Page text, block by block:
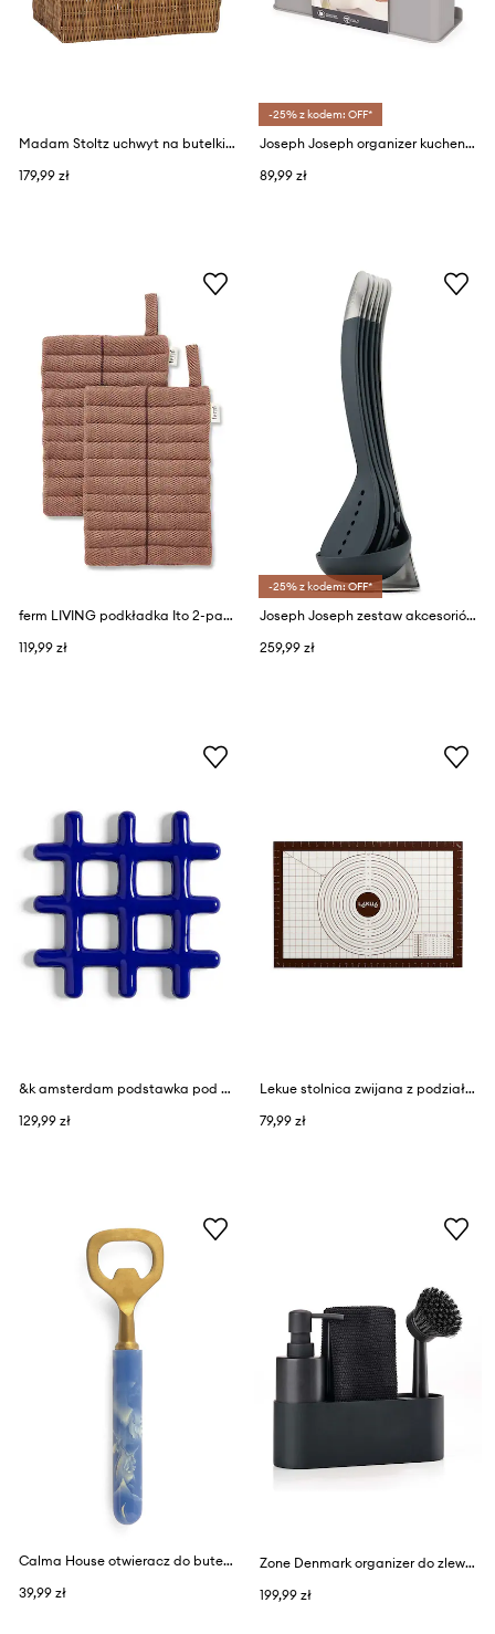
Madam Stoltz uchwyt na butelki 34 x 23 x 15 cm
179,99 zł
-25% z kodem: OFF*
Joseph Joseph organizer kuchenny podpółkowy
89,99 zł
ferm LIVING podkładka Ito 2-pack
119,99 zł
-25% z kodem: OFF*
Joseph Joseph zestaw akcesoriów kuchennych ze stojakiem Nest 100 Collection 5-pack
259,99 zł
&k amsterdam podstawka pod gorące naczynia grid blue
129,99 zł
Lekue stolnica zwijana z podziałką 60x40 cm
79,99 zł
Calma House otwieracz do butelek Mango
39,99 zł
Zone Denmark organizer do zlewu 4-pack
199,99 zł